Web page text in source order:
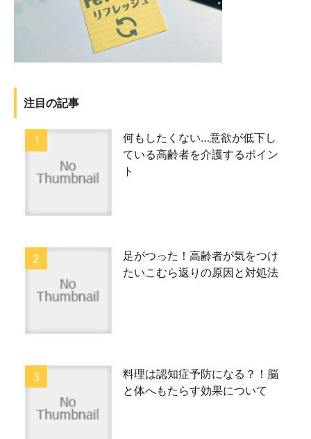
注目の記事
何もしたくない…意欲が低下し
ている高齢者を介護するポイン
ト
足がつった！高齢者が気をつけ
たいこむら返りの原因と対処法
料理は認知症予防になる？！脳
と体へもたらす効果について